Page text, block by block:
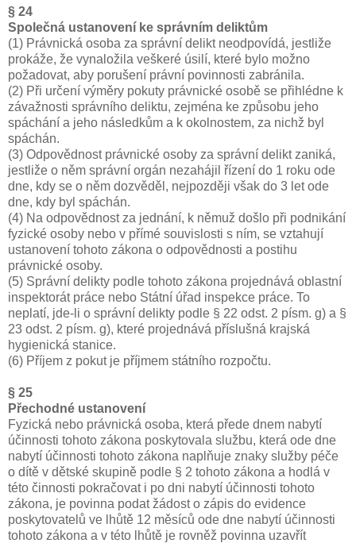
§ 24
Společná ustanovení ke správním deliktům
(1) Právnická osoba za správní delikt neodpovídá, jestliže
prokáže, že vynaložila veškeré úsilí, které bylo možno
požadovat, aby porušení právní povinnosti zabránila.
(2) Při určení výměry pokuty právnické osobě se přihlédne k
závažnosti správního deliktu, zejména ke způsobu jeho
spáchání a jeho následkům a k okolnostem, za nichž byl
spáchán.
(3) Odpovědnost právnické osoby za správní delikt zaniká,
jestliže o něm správní orgán nezahájil řízení do 1 roku ode
dne, kdy se o něm dozvěděl, nejpozději však do 3 let ode
dne, kdy byl spáchán.
(4) Na odpovědnost za jednání, k němuž došlo při podnikání
fyzické osoby nebo v přímé souvislosti s ním, se vztahují
ustanovení tohoto zákona o odpovědnosti a postihu
právnické osoby.
(5) Správní delikty podle tohoto zákona projednává oblastní
inspektorát práce nebo Státní úřad inspekce práce. To
neplatí, jde-li o správní delikty podle § 22 odst. 2 písm. g) a §
23 odst. 2 písm. g), které projednává příslušná krajská
hygienická stanice.
(6) Příjem z pokut je příjmem státního rozpočtu.
§ 25
Přechodné ustanovení
Fyzická nebo právnická osoba, která přede dnem nabytí
účinnosti tohoto zákona poskytovala službu, která ode dne
nabytí účinnosti tohoto zákona naplňuje znaky služby péče
o dítě v dětské skupině podle § 2 tohoto zákona a hodlá v
této činnosti pokračovat i po dni nabytí účinnosti tohoto
zákona, je povinna podat žádost o zápis do evidence
poskytovatelů ve lhůtě 12 měsíců ode dne nabytí účinnosti
tohoto zákona a v této lhůtě je rovněž povinna uzavřít